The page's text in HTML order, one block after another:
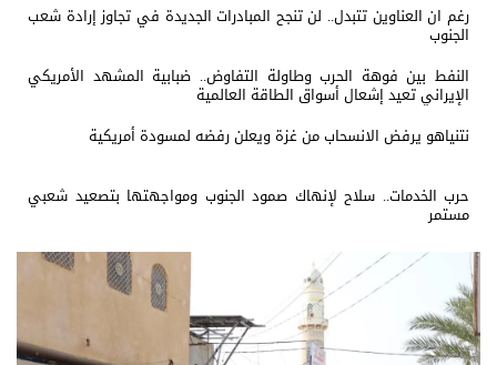
رغم ان العناوين تتبدل.. لن تنجح المبادرات الجديدة في تجاوز إرادة شعب
الجنوب
النفط بين فوهة الحرب وطاولة التفاوض.. ضبابية المشهد الأمريكي
الإيراني تعيد إشعال أسواق الطاقة العالمية
نتنياهو يرفض الانسحاب من غزة ويعلن رفضه لمسودة أمريكية
حرب الخدمات.. سلاح لإنهاك صمود الجنوب ومواجهتها بتصعيد شعبي
مستمر